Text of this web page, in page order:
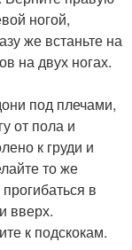
ногой,
же встаньте на
на двух ногах.
под плечами,
от пола и
к груди и
то же
в
вверх.
к подскокам.